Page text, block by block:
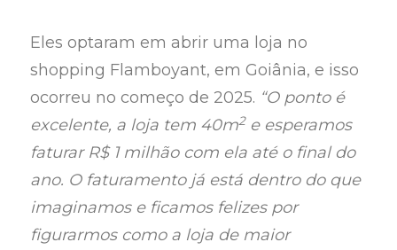
Eles optaram em abrir uma loja no
shopping Flamboyant, em Goiânia, e isso
ocorreu no começo de 2025. “O ponto é
excelente, a loja tem 40m2e esperamos
faturar R$ 1 milhão com ela até o final do
ano. O faturamento já está dentro do que
imaginamos e ficamos felizes por
figurarmos como a loja de maior